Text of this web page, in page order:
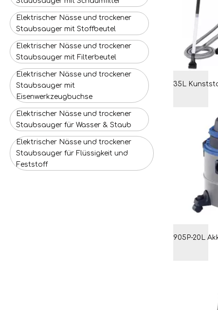
Elektrischer Nässe und trockener
Staubsauger mit Stoffbeutel
Elektrischer Nässe und trockener
Staubsauger mit Filterbeutel
Elektrischer Nässe und trockener
Staubsauger mit
Eisenwerkzeugbuchse
Elektrischer Nässe und trockener
Staubsauger für Wasser & Staub
Elektrischer Nässe und trockener
Staubsauger für Flüssigkeit und
Feststoff